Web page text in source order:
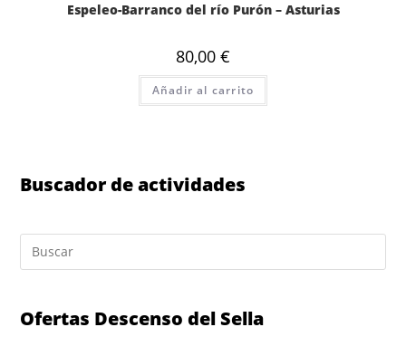
Espeleo-Barranco del río Purón – Asturias
80,00 €
Añadir al carrito
Buscador de actividades
Ofertas Descenso del Sella